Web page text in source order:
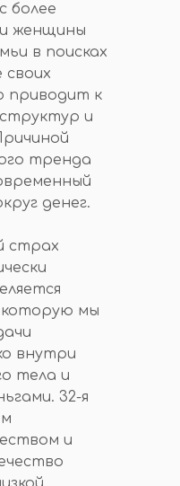
более
женщины
в поисках
своих
приводит к
и
тренда
денег.
страх
которую мы
внутри
тела и
32-я
и